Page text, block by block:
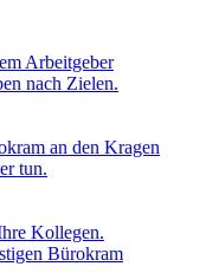
Arbeitgeber
nach Zielen.
an den Kragen
tun.
Kollegen.
Bürokram